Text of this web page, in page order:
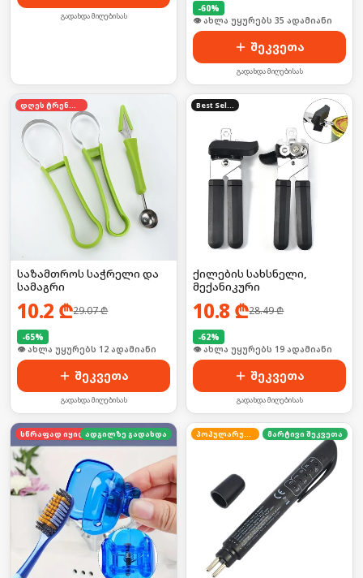
გადახდა მიღებისას
-60%
🛒 ბოლო 24სთ-ში იყიდა 46-მა
შეკვეთა
გადახდა მიღებისას
დღეს ტრენდში
საზამთროს საჭრელი და
სამაგრი
10.2 ₾29.07₾
-65%
🛒 ბოლო 24სთ-ში იყიდა 21-მა
შეკვეთა
გადახდა მიღებისას
Best Seller
ქილების სახსნელი,
მექანიკური
10.8 ₾28.49₾
-62%
🛒 ბოლო 24სთ-ში იყიდა 31-მა
შეკვეთა
გადახდა მიღებისას
სწრაფად იყიდება
ადგილზე გადახდა პოპულარული მარტივი შეკვეთა